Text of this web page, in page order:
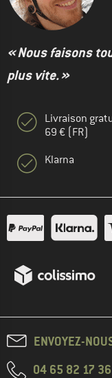
« Nous faisons
plus vite. »
Livraison
69 € (FR)
Klarna
ENVOYEZ-
04 65 82 17 36